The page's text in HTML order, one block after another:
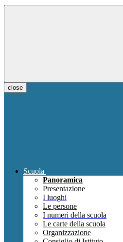
close
Scuola
Panoramica
Presentazione
I luoghi
Le persone
I numeri della scuola
Le carte della scuola
Organizzazione